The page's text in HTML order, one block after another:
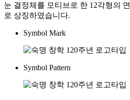
눈 결정체를 모티브로 한 12각형의
로 상징하였습니다.
Symbol Mark
Symbol Pattern